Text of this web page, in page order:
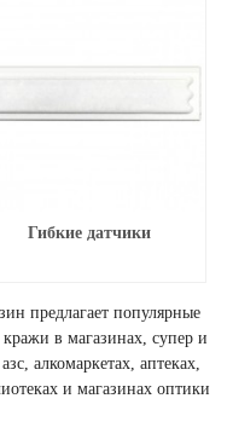
Гибкие датчики
предлагает популярные
в магазинах, супер и
алкомаркетах, аптеках,
и магазинах оптики